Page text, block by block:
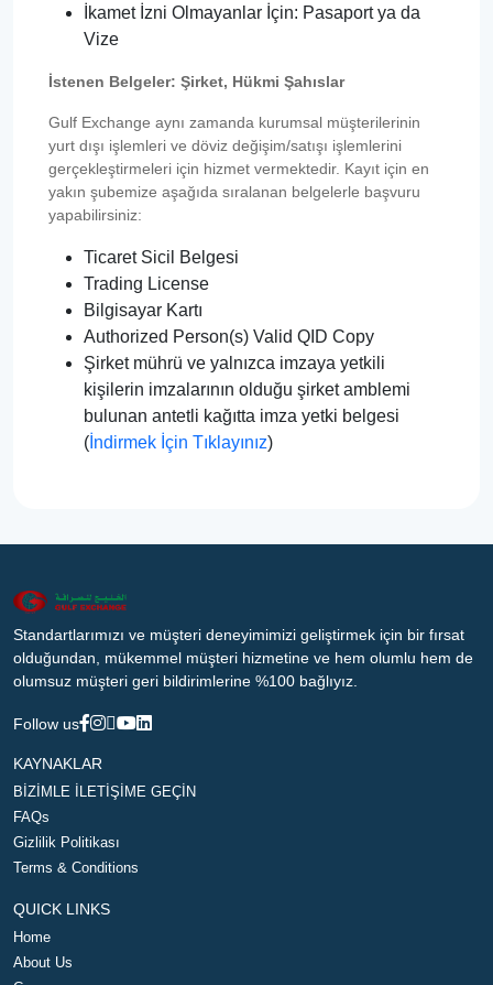
İkamet İzni Olmayanlar İçin: Pasaport ya da
Vize
İstenen Belgeler: Şirket, Hükmi Şahıslar
Gulf Exchange aynı zamanda kurumsal müşterilerinin
yurt dışı işlemleri ve döviz değişim/satışı işlemlerini
gerçekleştirmeleri için hizmet vermektedir. Kayıt için en
yakın şubemize aşağıda sıralanan belgelerle başvuru
yapabilirsiniz:
Ticaret Sicil Belgesi
Trading License
Bilgisayar Kartı
Authorized Person(s) Valid QID Copy
Şirket mührü ve yalnızca imzaya yetkili
kişilerin imzalarının olduğu şirket amblemi
bulunan antetli kağıtta imza yetki belgesi
( İndirmek İçin Tıklayınız)
Standartlarımızı ve müşteri deneyimimizi geliştirmek için bir fırsat
olduğundan, mükemmel müşteri hizmetine ve hem olumlu hem de
olumsuz müşteri geri bildirimlerine %100 bağlıyız.
Follow us
KAYNAKLAR
BİZİMLE İLETİŞİME GEÇİN
FAQs
Gizlilik Politikası
Terms & Conditions
QUICK LINKS
Home
About Us